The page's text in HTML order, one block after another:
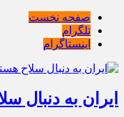
صفحه نخست
تلگرام
اینستاگرام
ایران به دنبال